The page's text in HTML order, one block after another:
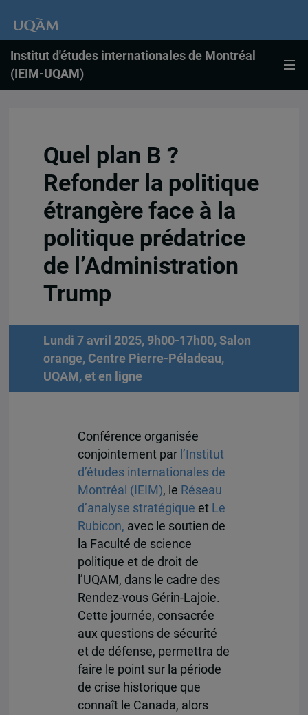
Institut d'études internationales de Montréal
(IEIM-UQAM)
Quel plan B ?
Refonder la politique
étrangère face à la
politique prédatrice
de l’Administration
Trump
Lundi 7 avril 2025, 9h00-17h00, Salon
orange, Centre Pierre-Péladeau,
UQAM, et en ligne
Conférence organisée
conjointement par ’Institut
d’études internationales de
Montréal (IEIM), le Réseau
d’analyse stratégique et Le
Rubicon, avec le soutien de
la Faculté de science
politique et de droit de
l’UQAM, dans le cadre des
Rendez-vous Gérin-Lajoie.
Cette journée, consacrée
aux questions de sécurité
et de défense, permettra de
faire le point sur la période
de crise historique que
connaît le Canada, alors